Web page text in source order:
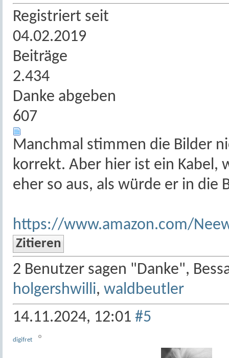
Registriert seit
04.02.2019
Beiträge
2.434
Danke abgeben
607
Manchmal stimmen die Bilder
korrekt. Aber hier ist ein Kabel,
eher so aus, als würde er in die
https://www.amazon.com/
Zitieren
2 Benutzer sagen "Danke",
holgershwilli, waldbeutler
14.11.2024, 12:01 #5
digifret